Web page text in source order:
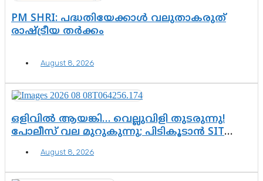
PM SHRI: പദ്ധതിയേക്കാൾ വലുതാകരുത്
രാഷ്ട്രീയ തർക്കം
August 8, 2026
ഒളിവിൽ ആയങ്കി… വെല്ലുവിളി തുടരുന്നു!
പോലീസ് വല മുറുകുന്നു; പിടികൂടാൻ SIT
എന്നത് മാത്രം അല്ല—ആയങ്കി
കസ്റ്റഡിയിലായാൽ പുറത്തുവരുക
August 8, 2026